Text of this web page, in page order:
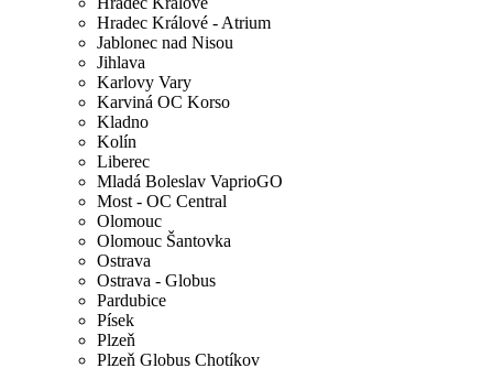
Hradec Králové - Atrium
Jablonec nad Nisou
Jihlava
Karlovy Vary
Karviná OC Korso
Kladno
Kolín
Liberec
Mladá Boleslav VaprioGO
Most - OC Central
Olomouc
Olomouc Šantovka
Ostrava
Ostrava - Globus
Pardubice
Písek
Plzeň
Plzeň Globus Chotíkov